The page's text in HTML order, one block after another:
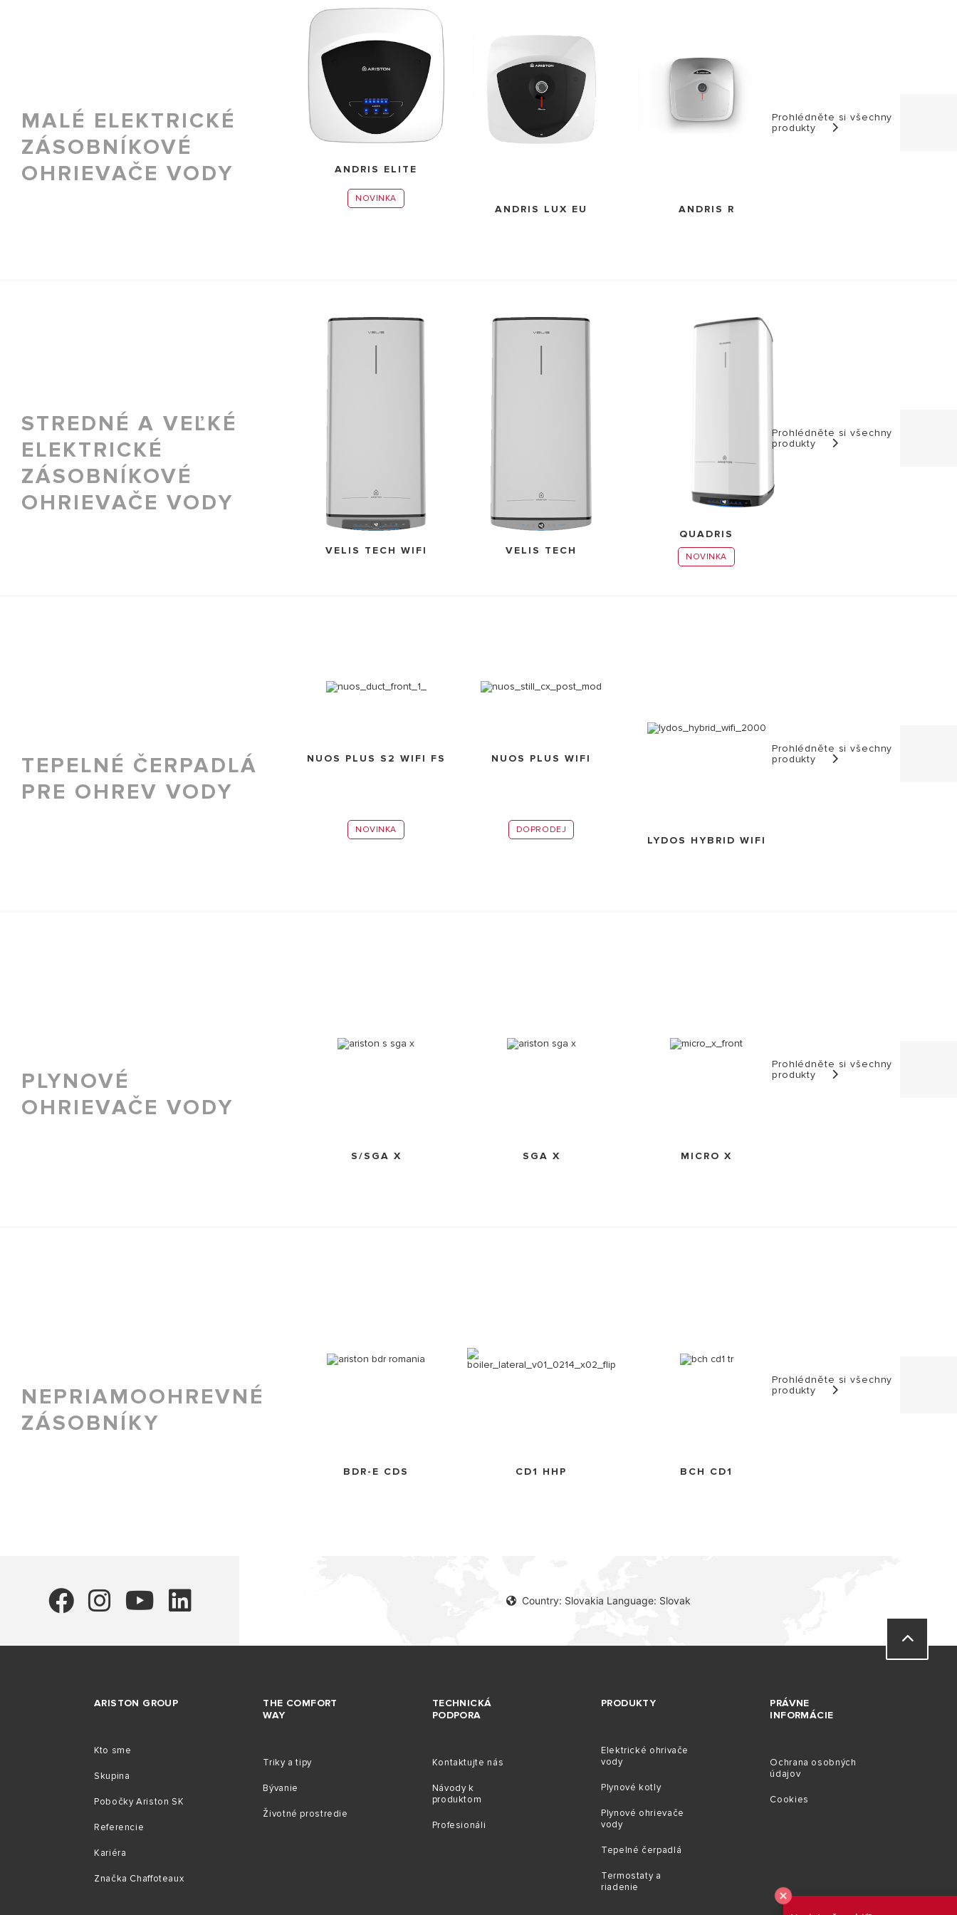
MALÉ ELEKTRICKÉ
ZÁSOBNÍKOVÉ
OHRIEVAČE VODY
ANDRIS ELITE
NOVINKA
ANDRIS LUX EU ANDRIS R
Prohlédněte si všechny
produkty
STREDNÉ A VEĽKÉ
ELEKTRICKÉ
ZÁSOBNÍKOVÉ
OHRIEVAČE VODY
VELIS TECH WIFI VELIS TECH
QUADRIS
NOVINKA
Prohlédněte si všechny
produkty
TEPELNÉ ČERPADLÁ
PRE OHREV VODY
NUOS PLUS S2 WIFI FS
NOVINKA
NUOS PLUS WIFI
DOPRODEJ
LYDOS HYBRID WIFI
Prohlédněte si všechny
produkty
PLYNOVÉ
OHRIEVAČE VODY
S/SGA X SGA X MICRO X
Prohlédněte si všechny
produkty
NEPRIAMOOHREVNÉ
ZÁSOBNÍKY
BDR-E CDS CD1 HHP BCH CD1
Prohlédněte si všechny
produkty
Country: Slovakia Language: Slovak
ARISTON GROUP
Kto sme
Skupina
Pobočky Ariston SK
Referencie
Kariéra
Značka Chaffoteaux
THE COMFORT
WAY
Triky a tipy
Bývanie
Životné prostredie
TECHNICKÁ
PODPORA
Kontaktujte nás
Návody k
produktom
Profesionáli
PRODUKTY
Elektrické ohrivače
vody
Plynové kotly
Plynové ohrievače
vody
Tepelné čerpadlá
Termostaty a
riadenie
PRÁVNE
INFORMÁCIE
Ochrana osobných
údajov
Cookies